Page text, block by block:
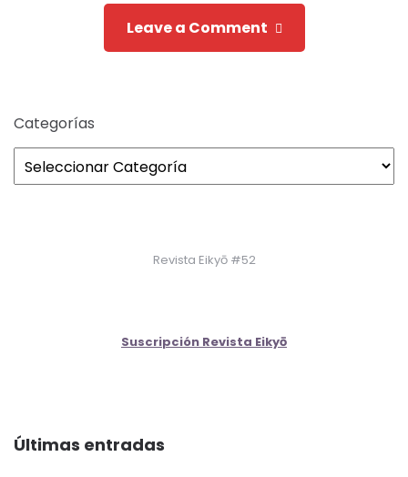
Leave a Comment
Categorías
Revista Eikyō #52
Suscripción Revista Eikyō
Últimas entradas